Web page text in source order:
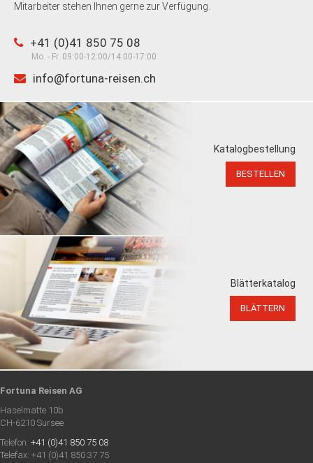
Mitarbeiter stehen Ihnen gerne zur Verfügung.
+41 (0)41 850 75 08
Mo. - Fr. 09:00-12:00/14:00-17:00
info@fortuna-reisen.ch
Katalogbestellung
BESTELLEN
Blätterkatalog
BLÄTTERN
Fortuna Reisen AG
Haselmatte 10b
CH-6210 Sursee
Telefon: +41 (0)41 850 75 08
Telefax: +41 (0)41 850 37 75